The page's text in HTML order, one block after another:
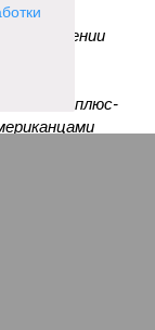
Армении
а
плюс-